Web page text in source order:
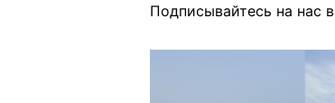
Подписывайтесь на нас в